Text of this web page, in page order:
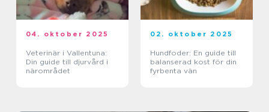
04. oktober 2025
Veterinär i Vallentuna:
Din guide till djurvård i
närområdet
02. oktober 2025
Hundfoder: En guide till
balanserad kost för din
fyrbenta vän